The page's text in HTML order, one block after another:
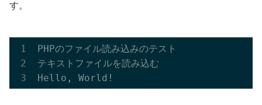
す。
PHPのファイル読み込みのテスト
テキストファイルを読み込む